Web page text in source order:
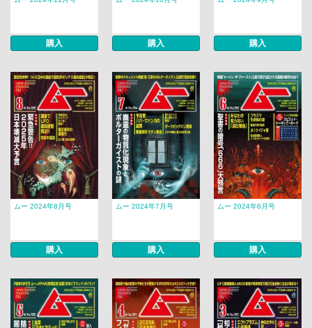
購入 購入 購入
ムー 2024年8月号
購入
ムー 2024年7月号
購入
ムー 2024年6月号
購入